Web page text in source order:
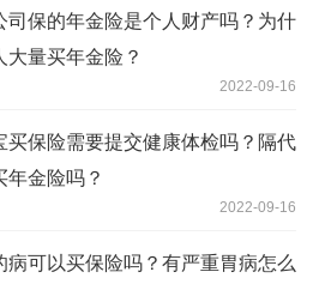
司保的年金险是个人财产吗？为什
大量买年金险？
2022-09-16
买保险需要提交健康体检吗？隔代
年金险吗？
2022-09-16
病可以买保险吗？有严重胃病怎么